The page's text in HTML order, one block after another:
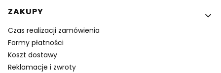
Linki w stopce
ZAKUPY
Czas realizacji zamówienia
Formy płatności
Koszt dostawy
Reklamacje i zwroty